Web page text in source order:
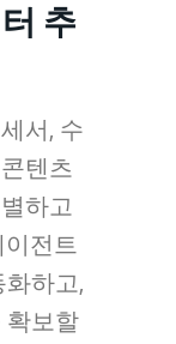
추
서, 수
텐츠
하고
전트
하고,
확보할